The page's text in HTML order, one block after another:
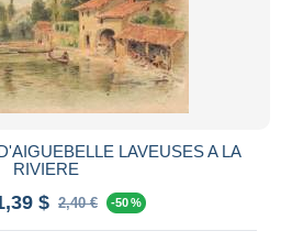
LAVEUSES A LA
RIVIERE
$ 2,40 € -50 %